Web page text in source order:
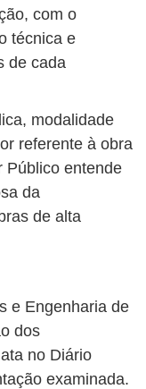
com o
técnica e
de cada
modalidade
referente à obra
Público entende
da
de alta
e Engenharia de
dos
no Diário
examinada.